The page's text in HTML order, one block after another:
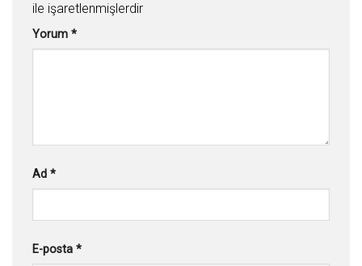
ile işaretlenmişlerdir
Yorum *
Ad *
E-posta *